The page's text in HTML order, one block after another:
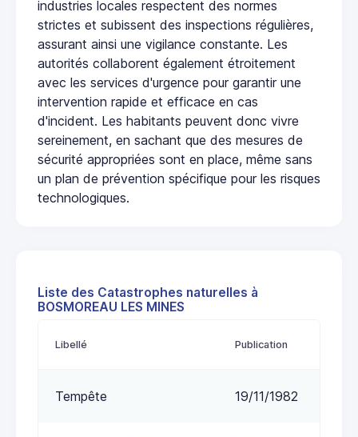
industries locales respectent des normes
strictes et subissent des inspections régulières,
assurant ainsi une vigilance constante. Les
autorités collaborent également étroitement
avec les services d'urgence pour garantir une
intervention rapide et efficace en cas
d'incident. Les habitants peuvent donc vivre
sereinement, en sachant que des mesures de
sécurité appropriées sont en place, même sans
un plan de prévention spécifique pour les risques
technologiques.
Liste des Catastrophes naturelles à
BOSMOREAU LES MINES
Libellé Publication
Tempête 19/11/1982